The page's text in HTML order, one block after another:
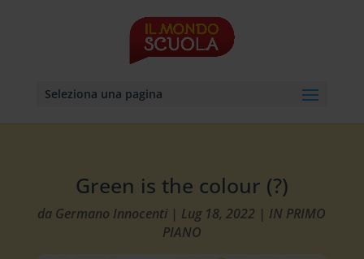
Seleziona una pagina
Green is the colour (?)
da Germano Innocenti | Lug 18, 2022 | IN PRIMO
PIANO